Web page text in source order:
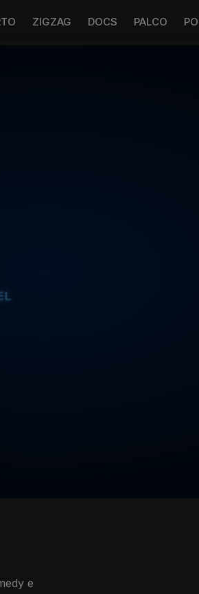
ZIGZAG DOCS PALCO
e